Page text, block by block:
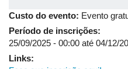
– o que muda no papel do
15h00– Palestra:O papel da
construção e valorização do
profissional
Custo do evento: Evento
Período de inscrições:
25/09/2025 - 00:00 até 04/12/
Links: